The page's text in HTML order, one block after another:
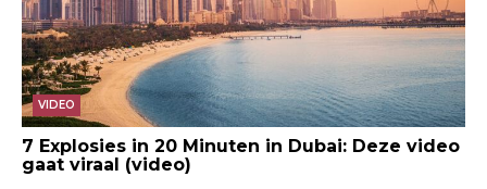
VIDEO
7 Explosies in 20 Minuten in Dubai: Deze video
gaat viraal (video)